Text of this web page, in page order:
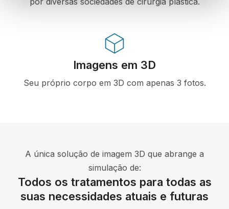
Imagens em 3D
Seu próprio corpo em 3D com apenas 3 fotos.
A única solução de imagem 3D que abrange a
simulação de:
Todos os tratamentos para todas as
suas necessidades atuais e futuras